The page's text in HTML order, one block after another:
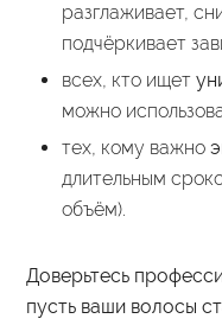
разглаживает,
подчёркивает
всех, кто ищет
можно
тех, кому важно
длительным
объём).
Доверьтесь
пусть ваши волосы